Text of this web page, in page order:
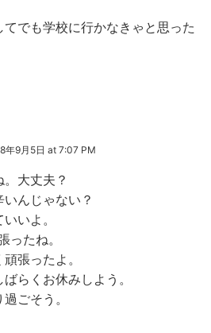
てでも学校に行かなきゃと思った
年9月5日 at 7:07 PM
大丈夫？
んじゃない？
いよ。
ったね。
張ったよ。
らくお休みしよう。
ごそう。